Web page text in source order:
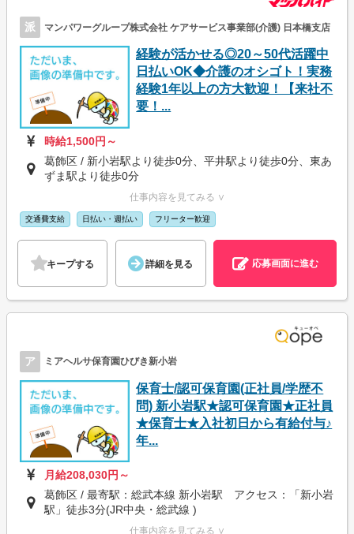
派 マンパワーグループ株式会社 ケアサービス事業部(介護) 日本橋支店
経験が活かせる◎20～50代活躍中
日払いOK◆介護のオシゴト！実務
経験1年以上の方大歓迎！【来社不
要！...
時給1,500円～
葛飾区 / 新小岩駅より徒歩0分、平井駅より徒歩0分、東あ
ずま駅より徒歩0分
仕事内容を見てみる ∨
交通費支給 日払い・週払い フリーター歓迎
キープする 詳細を見る 応募画面に進む
ア ミアヘルサ保育園ひびき新小岩
保育士/認可保育園(正社員/学歴不
問) 新小岩駅★認可保育園★正社員
★保育士★入社初日から有給付与♪
年...
月給208,030円～
葛飾区 / 最寄駅：総武本線 新小岩駅 アクセス：「新小岩
駅」徒歩3分(JR中央・総武線 )
仕事内容を見てみる ∨